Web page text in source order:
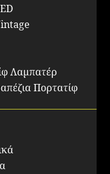
Λαμπατέρ
Πορτατίφ